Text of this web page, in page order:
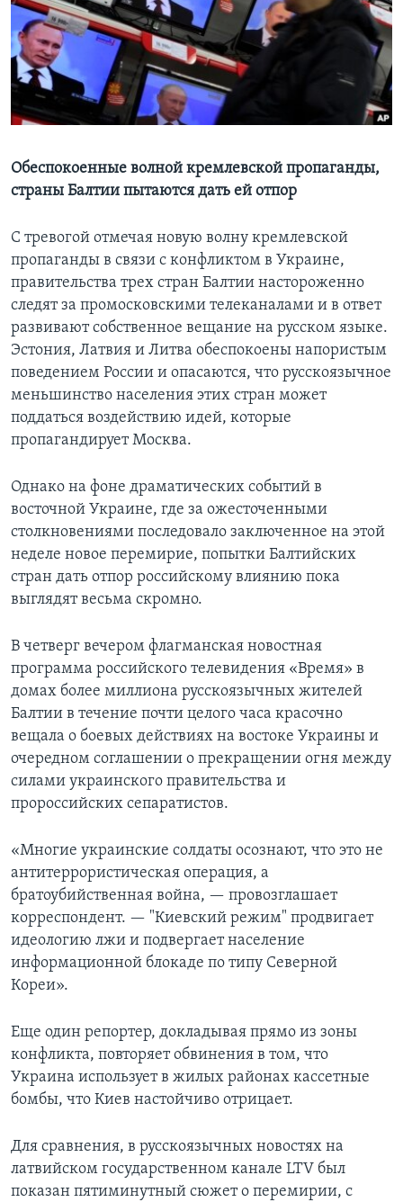
Learning English
СОЦИАЛЬНЫЕ СЕТИ
Языки
Обеспокоенные волной кремлевской пропаганды,
страны Балтии пытаются дать ей отпор
С тревогой отмечая новую волну кремлевской
пропаганды в связи с конфликтом в Украине,
правительства трех стран Балтии настороженно
следят за промосковскими телеканалами и в ответ
развивают собственное вещание на русском языке.
Эстония, Латвия и Литва обеспокоены напористым
поведением России и опасаются, что русскоязычное
меньшинство населения этих стран может
поддаться воздействию идей, которые
пропагандирует Москва.
Однако на фоне драматических событий в
восточной Украине, где за ожесточенными
столкновениями последовало заключенное на этой
неделе новое перемирие, попытки Балтийских
стран дать отпор российскому влиянию пока
выглядят весьма скромно.
В четверг вечером флагманская новостная
программа российского телевидения «Время» в
домах более миллиона русскоязычных жителей
Балтии в течение почти целого часа красочно
вещала о боевых действиях на востоке Украины и
очередном соглашении о прекращении огня между
силами украинского правительства и
пророссийских сепаратистов.
«Многие украинские солдаты осознают, что это не
антитеррористическая операция, а
братоубийственная война, — провозглашает
корреспондент. — "Киевский режим" продвигает
идеологию лжи и подвергает население
информационной блокаде по типу Северной
Кореи».
Еще один репортер, докладывая прямо из зоны
конфликта, повторяет обвинения в том, что
Украина использует в жилых районах кассетные
бомбы, что Киев настойчиво отрицает.
Для сравнения, в русскоязычных новостях на
латвийском государственном канале LTV был
показан пятиминутный сюжет о перемирии, с